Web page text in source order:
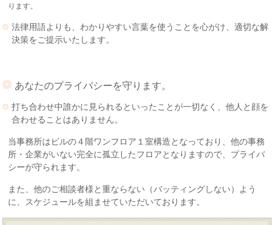
ります。
法律用語よりも、わかりやすい言葉を使うことを心がけ、適切な解
決策をご提示いたします。
あなたのプライバシーを守ります。
打ち合わせ中誰かに見られるといったことが一切なく、他人と顔を
合わせることはありません。
当事務所はビルの４階ワンフロア１室構造となっており、他の事務
所・企業がいない完全に孤立したフロアとなりますので、プライバ
シーが守られます。
また、他のご相談者様と重ならない（バッティングしない）よう
に、スケジュールを組ませていただいております。